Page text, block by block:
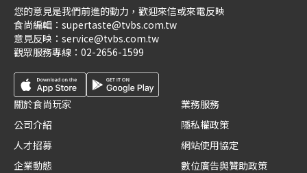
您的意見是我們前進的動力，歡迎來信或來電反映
食尚編輯： supertaste@tvbs.com.tw
意見反映： service@tvbs.com.tw
觀眾服務專線： 02-2656-1599
關於食尚玩家
公司介紹
人才招募
企業動態
業務服務
隱私權政策
網站使用協定
數位廣告與贊助政策